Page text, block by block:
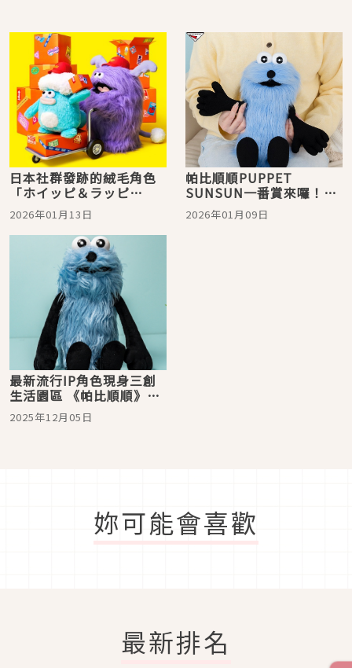
日本社群發跡的絨毛角色
「ホイッピ＆ラッピ
（Whippi＆
Wrappi）」，展現療癒又
無厘頭的獨特魅力
2026年01月13日
帕比順順PUPPET
SUNSUN一番賞來囉！毛
絨絨又療癒的SUNSUN娃
娃等你帶回家
2026年01月09日
最新流行IP角色現身三創
生活園區 《帕比順順》、
《朗萌綺盟》及《瑪芬角
落》快閃店登台
2025年12月05日
妳可能會喜歡
最新排名